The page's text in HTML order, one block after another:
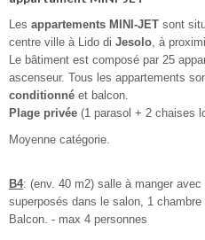
Les appartements MINI-JET sont
centre ville à Lido di Jesolo, à
Le bâtiment est composé par 25
ascenseur. Tous les appartements
conditionné et balcon.
Plage privée (1 parasol + 2 chaises
Moyenne catégorie.
B4: (env. 40 m2) salle à manger
superposés dans le salon, 1
Balcon. - max 4 personnes